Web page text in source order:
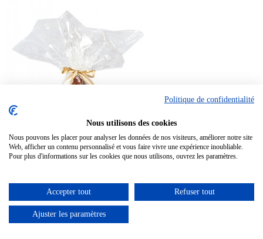
Rouleau de polypro aliment "Plaisir d'offrir"
Aperçu rapide
En rupture de stock
Politique de confidentialité
Nous utilisons des cookies
Nous pouvons les placer pour analyser les données de nos visiteurs, améliorer notre site
Web, afficher un contenu personnalisé et vous faire vivre une expérience inoubliable.
Pour plus d'informations sur les cookies que nous utilisons, ouvrez les paramètres.
Accepter tout Refuser tout
Ajuster les paramètres